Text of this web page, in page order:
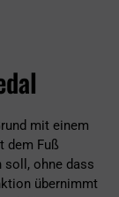
mit einem
dem Fuß
soll, ohne dass
übernimmt